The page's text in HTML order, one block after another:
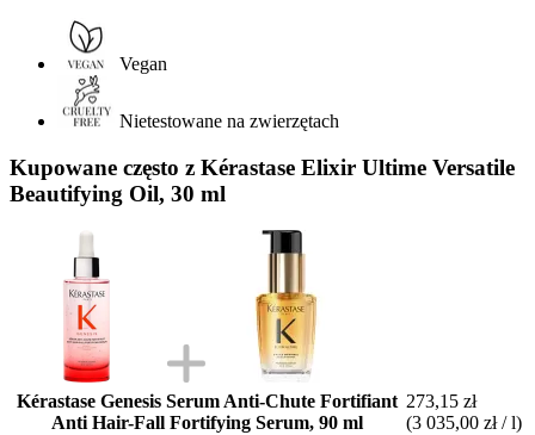
Vegan
Nietestowane na zwierzętach
Kupowane często z Kérastase Elixir Ultime Versatile
Beautifying Oil, 30 ml
Kérastase Genesis Serum Anti-Chute Fortifiant
Anti Hair-Fall Fortifying Serum, 90 ml
273,15 zł
(3 035,00 zł / l)